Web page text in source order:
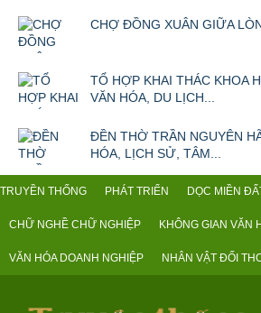
CHỢ ĐỒNG XUÂN GIỮA
TỔ HỢP KHAI THÁC KHOA
VĂN HÓA, DU LỊCH...
ĐỀN THỜ TRẦN NGUYÊN
HÓA, LỊCH SỬ, TÂM...
TRUYỀN THỐNG PHÁT TRIỂN DỌC MIỀN
CHỮ NGHỀ CHỮ NGHIỆP KHÔNG GIAN VĂN
VĂN HÓA DOANH NGHIỆP NHÂN VẬT ĐỐI